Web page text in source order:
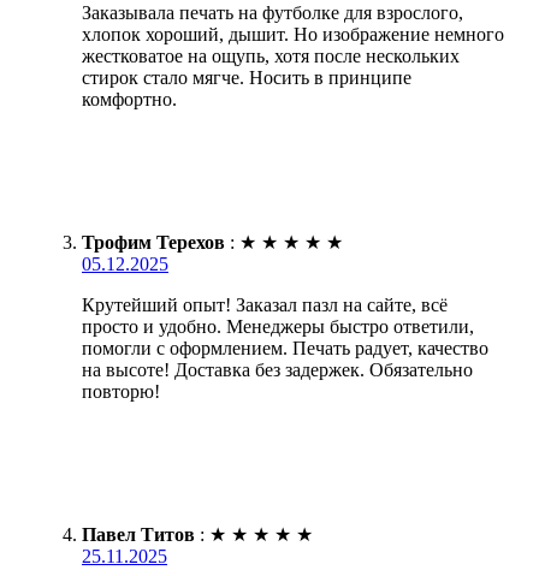
Заказывала печать на футболке для взрослого,
хлопок хороший, дышит. Но изображение немного
жестковатое на ощупь, хотя после нескольких
стирок стало мягче. Носить в принципе
комфортно.
Трофим Терехов : ★ ★ ★ ★ ★
05.12.2025
Крутейший опыт! Заказал пазл на сайте, всё
просто и удобно. Менеджеры быстро ответили,
помогли с оформлением. Печать радует, качество
на высоте! Доставка без задержек. Обязательно
повторю!
Павел Титов : ★ ★ ★ ★ ★
25.11.2025